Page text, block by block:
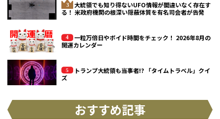
大統領でも知り得ないUFO情報が間違いなく存在す
る！ 米政府機関の根深い隠蔽体質を有名司会者が告発
一粒万倍日やボイド時間をチェック！ 2026年8月の
開運カレンダー
トランプ大統領も当事者!? 「タイムトラベル」クイ
ズ
おすすめ記事